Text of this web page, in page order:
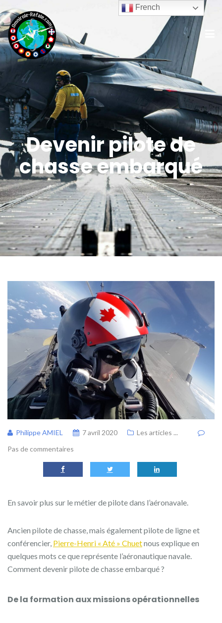
Devenir pilote de
chasse embarqué
Philippe AMIEL 7 avril 2020
Les articles ...
Pas de commentaires
En savoir plus sur le métier de pilote dans l’aéronavale.
Ancien pilote de chasse, mais également pilote de ligne et
conférencier, Pierre-Henri « Até » Chuetnous explique en
quelques mots ce que représente l’aéronautique navale.
Comment devenir pilote de chasse embarqué ?
De la formation aux missions opérationnelles
French